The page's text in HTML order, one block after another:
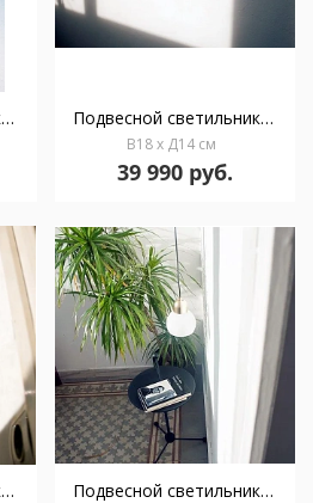
Подвесной светильник Boogie S1 Подвесной светильник Boogie Glass W1 white/opal
В18 x Д14 см
39 990 руб.
Подвесной светильник Boogie Glass W1 white/cyan Подвесной светильник Boogie Glass W1 gold/opal